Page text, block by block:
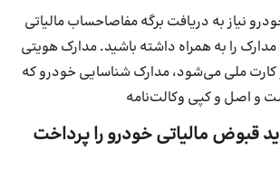
نیاز به دریافت برگه مفاصاحساب مالیاتی
مدارک را به همراه داشته باشید. مدارک هویتی
ملی می‌شود، مدارک شناسایی خودرو که
و اصل و کپی وکالت‌نامه
قبوض مالیاتی خودرو را پرداخت